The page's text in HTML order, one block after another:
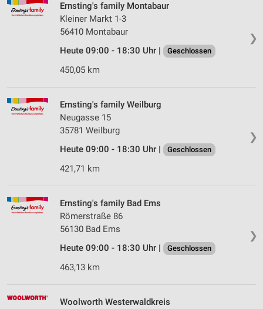
❯
Ernsting's family Montabaur
Kleiner Markt 1-3
56410 Montabaur
Heute 09:00 - 18:30 Uhr |
Geschlossen
450,05 km
❯
Ernsting's family Weilburg
Neugasse 15
35781 Weilburg
Heute 09:00 - 18:30 Uhr |
Geschlossen
421,71 km
❯
Ernsting's family Bad Ems
Römerstraße 86
56130 Bad Ems
Heute 09:00 - 18:30 Uhr |
Geschlossen
463,13 km
Woolworth Westerwaldkreis